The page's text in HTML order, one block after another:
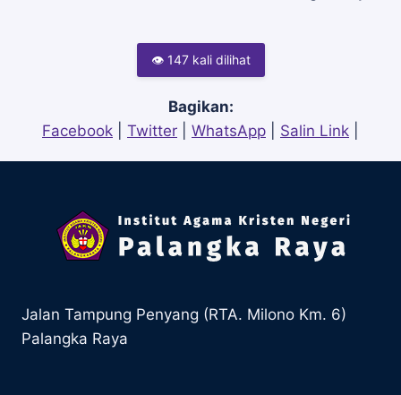
👁 147 kali dilihat
Bagikan:
Facebook
Twitter WhatsApp Salin Link
Jalan Tampung Penyang (RTA. Milono Km. 6)
Palangka Raya